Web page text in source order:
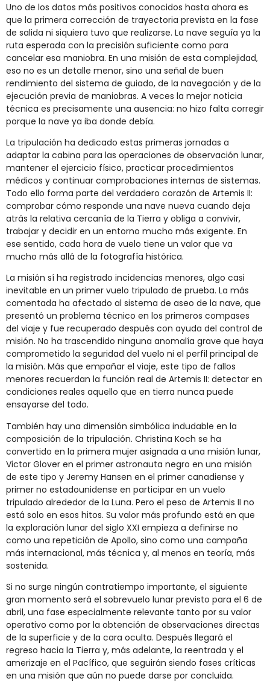
Uno de los datos más positivos conocidos hasta ahora es
que la primera corrección de trayectoria prevista en la fase
de salida ni siquiera tuvo que realizarse. La nave seguía ya la
ruta esperada con la precisión suficiente como para
cancelar esa maniobra. En una misión de esta complejidad,
eso no es un detalle menor, sino una señal de buen
rendimiento del sistema de guiado, de la navegación y de la
ejecución previa de maniobras. A veces la mejor noticia
técnica es precisamente una ausencia: no hizo falta corregir
porque la nave ya iba donde debía.
La tripulación ha dedicado estas primeras jornadas a
adaptar la cabina para las operaciones de observación lunar,
mantener el ejercicio físico, practicar procedimientos
médicos y continuar comprobaciones internas de sistemas.
Todo ello forma parte del verdadero corazón de Artemis II:
comprobar cómo responde una nave nueva cuando deja
atrás la relativa cercanía de la Tierra y obliga a convivir,
trabajar y decidir en un entorno mucho más exigente. En
ese sentido, cada hora de vuelo tiene un valor que va
mucho más allá de la fotografía histórica.
La misión sí ha registrado incidencias menores, algo casi
inevitable en un primer vuelo tripulado de prueba. La más
comentada ha afectado al sistema de aseo de la nave, que
presentó un problema técnico en los primeros compases
del viaje y fue recuperado después con ayuda del control de
misión. No ha trascendido ninguna anomalía grave que haya
comprometido la seguridad del vuelo ni el perfil principal de
la misión. Más que empañar el viaje, este tipo de fallos
menores recuerdan la función real de Artemis II: detectar en
condiciones reales aquello que en tierra nunca puede
ensayarse del todo.
También hay una dimensión simbólica indudable en la
composición de la tripulación. Christina Koch se ha
convertido en la primera mujer asignada a una misión lunar,
Victor Glover en el primer astronauta negro en una misión
de este tipo y Jeremy Hansen en el primer canadiense y
primer no estadounidense en participar en un vuelo
tripulado alrededor de la Luna. Pero el peso de Artemis II no
está solo en esos hitos. Su valor más profundo está en que
la exploración lunar del siglo XXI empieza a definirse no
como una repetición de Apollo, sino como una campaña
más internacional, más técnica y, al menos en teoría, más
sostenida.
Si no surge ningún contratiempo importante, el siguiente
gran momento será el sobrevuelo lunar previsto para el 6 de
abril, una fase especialmente relevante tanto por su valor
operativo como por la obtención de observaciones directas
de la superficie y de la cara oculta. Después llegará el
regreso hacia la Tierra y, más adelante, la reentrada y el
amerizaje en el Pacífico, que seguirán siendo fases críticas
en una misión que aún no puede darse por concluida.